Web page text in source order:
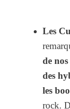
Les
de
des
les
rock.